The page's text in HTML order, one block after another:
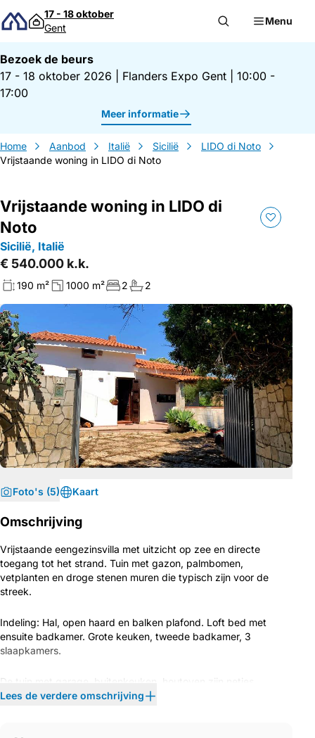
Direct naar inhoud
17 - 18 oktober
Gent
Menu
Bezoek de beurs
17 - 18 oktober 2026
Flanders Expo Gent
10:00 -
17:00
Meer informatie
Home Aanbod Italië Sicilië
LIDO di Noto
Vrijstaande woning in LIDO di Noto
Vrijstaande woning in LIDO di
Noto
Sicilië, Italië
€ 540.000 k.k.
190 m² 1000 m² 2 2
Foto's (5) Kaart
Omschrijving
Vrijstaande eengezinsvilla met uitzicht op zee en directe
toegang tot het strand. Tuin met gazon, palmbomen,
vetplanten en droge stenen muren die typisch zijn voor de
streek.
Indeling: Hal, open haard en balken plafond. Loft bed met
ensuite badkamer. Grote keuken, tweede badkamer, 3
slaapkamers.
De tuin met garage, buitenkeuken, houtoven zijn netjes
onderhouden. Ook is er een buitendouche en wc
Lees de verdere omschrijving